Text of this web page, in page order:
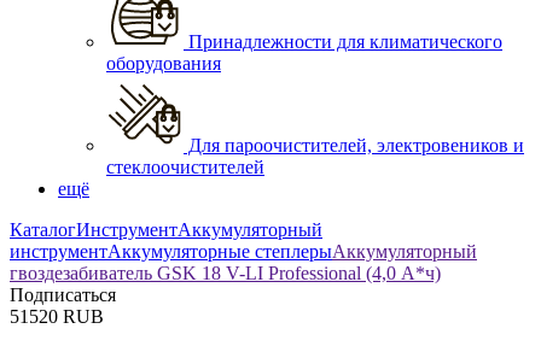
Принадлежности для климатического
оборудования
Для пароочистителей, электровеников и
стеклоочистителей
ещё
КаталогИнструментАккумуляторный
инструментАккумуляторные степлерыАккумуляторный
гвоздезабиватель GSK 18 V-LI Professional (4,0 А*ч)
Подписаться
51520 RUB